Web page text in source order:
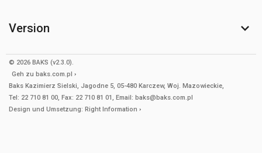
Version
© 2026 BAKS (v2.3.0).
Geh zu baks.com.pl
Baks Kazimierz Sielski, Jagodne 5, 05-480 Karczew, Woj. Mazowieckie,
Tel: 22 710 81 00, Fax: 22 710 81 01, Email: baks@baks.com.pl
Design und Umsetzung: Right Information